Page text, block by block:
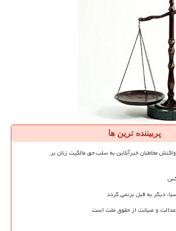
پربیننده ترین ها
مخاطبان خبرآنلاین به سلب حق مالکیت زنان بر
دیگر به قبل برنمی گردد
عدالت و صیانت از حقوق ملت است